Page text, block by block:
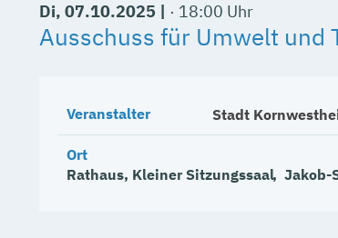
Di, 07.10.2025 | 18:00 Uhr
Ausschuss für Umwelt und
Veranstalter Stadt
Ort
Rathaus, Kleiner Sitzungssaal Jakob-